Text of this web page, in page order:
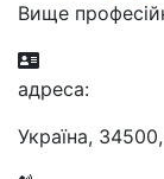
Вище
aдресa:
Україна,